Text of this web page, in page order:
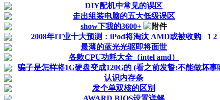
DIY配机中常见的误区
走出组装电脑的五大低级误区
show下我的3600+
2008年IT业十大预测：iPod将淘汰 AMD或被收购
1 2
最薄的蓝光光驱即将面世
各款CPU功耗大全（intel amd）
骗子是怎样将1G硬盘变成120G的 (看之前发誓:不能做坏事
认识内存条
发个单双核的区别
AWARD BIOS设置详解